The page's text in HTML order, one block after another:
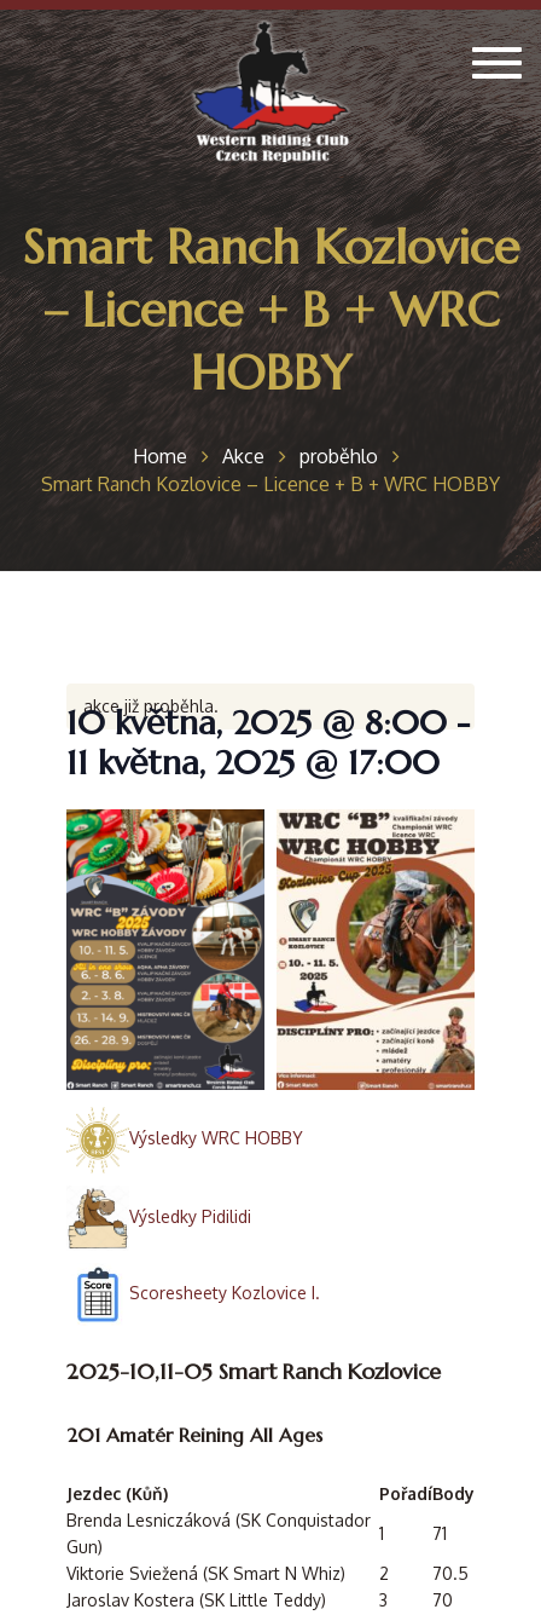
Smart Ranch Kozlovice
– Licence + B + WRC
HOBBY
Home Akce
proběhlo
Smart Ranch Kozlovice – Licence + B + WRC HOBBY
akce již proběhla.
10 května, 2025 @ 8:00 -
11 května, 2025 @ 17:00
Výsledky WRC HOBBY
Výsledky Pidilidi
Scoresheety Kozlovice I.
2025-10,11-05 Smart Ranch Kozlovice
201 Amatér Reining All Ages
Jezdec (Kůň) PořadíBody
Brenda Lesniczáková (SK Conquistador
Gun)
1
71
Viktorie Sviežená (SK Smart N Whiz)
2
70.5
Jaroslav Kostera (SK Little Teddy)
3
70